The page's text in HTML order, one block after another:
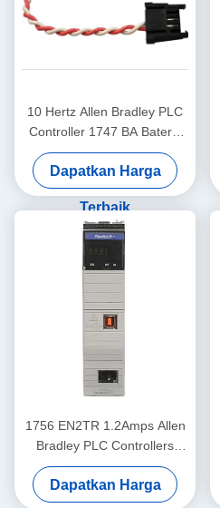
10 Hertz Allen Bradley PLC
Controller 1747 BA Baterai
SLC 500 Baterai Lithium
Dapatkan Harga
Terbaik
1756 EN2TR 1.2Amps Allen
Bradley PLC Controllers
Modul Komunikasi Ethernet
Dapatkan Harga